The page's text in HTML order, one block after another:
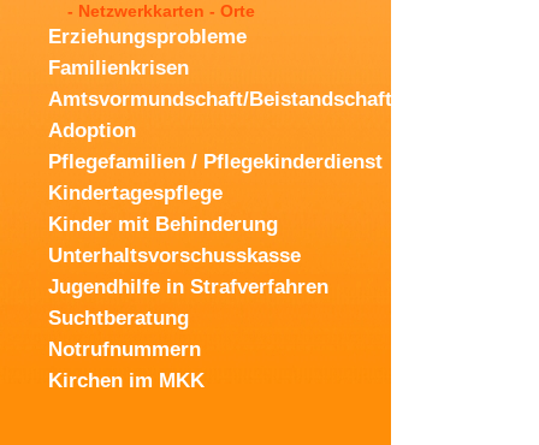
- Netzwerkkarten - Orte
Erziehungsprobleme
Familienkrisen
Amtsvormundschaft/Beistandschaft
Adoption
Pflegefamilien / Pflegekinderdienst
Kindertagespflege
Kinder mit Behinderung
Unterhaltsvorschusskasse
Jugendhilfe in Strafverfahren
Suchtberatung
Notrufnummern
Kirchen im MKK